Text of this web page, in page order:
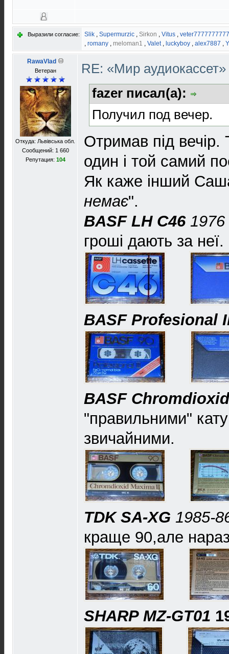
Выразили согласие: Slik , Supermurzic , Sirkon , Vitus , veter7777777777
, romany , meloman1 , Valet, luckyboy , alex7887 ,
RawaVlad
Ветеран
Откуда: Львівська обл.
Сообщений: 1 660
Репутация: 104
RE: «Мир
fazer писал(а):
Получил под вечер.
Отримав під вечір.
один і той самий
Як каже інший
немає".
BASF LH C461976
гроші дають за неї.
BASF Profesional
BASF
"правильними"
звичайними.
TDK SA-XG 1985-
краще 90,але
SHARP MZ-GT01